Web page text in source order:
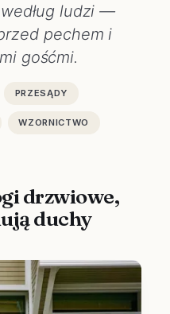
ludzi —
pechem i
gośćmi.
PRZESĄDY
WZORNICTWO
drzwiowe,
duchy